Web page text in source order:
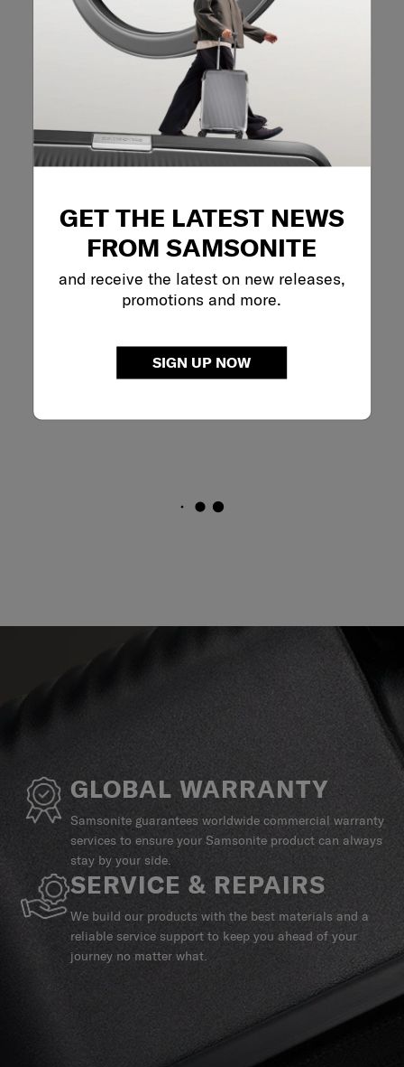
GET THE LATEST NEWS
FROM SAMSONITE
and receive the latest on new releases,
promotions and more.
SIGN UP NOW
ระเบียบสิ่งของ
แผงจัดระเบียบธุรกิจพร้อมช่องสำหรับใส่แล็ปท็อป:
ช่วยให้คุณสามารถจัดระเบียบสิ่งของที่จำเป็น
สำหรับการทำงาน รวมถึงแล็ปท็อปขนาดสูงสุด
15.6 นิ้ว ได้อย่างสะดวก
ช่อง Smart Sleeve: สามารถยึดกระเป๋าเป้กับ
กระเป๋าเดินทางได้อย่างง่ายดายในการเดินทาง
May we help you?
02-761-9999
GLOBAL WARRANTY
Samsonite guarantees worldwide commercial warranty
services to ensure your Samsonite product can always
stay by your side.
SERVICE & REPAIRS
We build our products with the best materials and a
reliable service support to keep you ahead of your
journey no matter what.